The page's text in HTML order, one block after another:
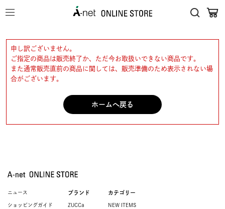
申し訳ございません。
ご指定の商品は販売終了か、ただ今お取扱いできない商品です。
また通常販売直前の商品に関しては、販売準備のため表示されない場
合がございます。
ホームへ戻る
ニュース
ショッピングガイド
ブランド
ZUCCa
カテゴリー
NEW ITEMS